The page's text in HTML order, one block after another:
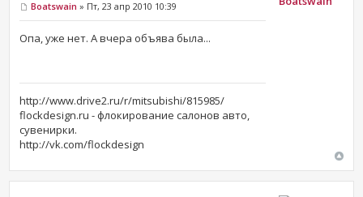
Boatswain » Пт, 23 апр 2010 10:39
Опа, уже нет. А вчера объява была...
http://www.drive2.ru/r/mitsubishi/815985/
flockdesign.ru - флокирование салонов авто,
сувенирки.
http://vk.com/flockdesign